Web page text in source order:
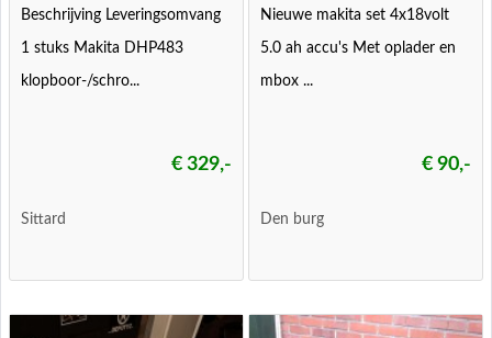
Beschrijving Leveringsomvang
1 stuks Makita DHP483
klopboor-/schro...
€ 329,-
Sittard
Nieuwe makita set 4x18volt
5.0 ah accu's Met oplader en
mbox ...
€ 90,-
Den burg